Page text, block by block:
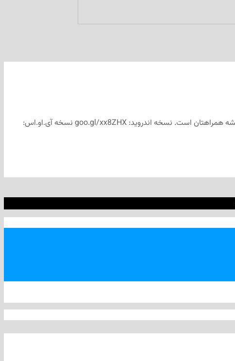
شماره نخست مجله هفتگی «مداد» منتشر شد. (دانلود «مداد» نخست) با نصب اپلیکیشن «مداد» آرشیو کامل مجلات هفتگی «مداد» همیشه همراهتان است. نسخه اندروید: goo.gl/xx8ZHX نسخه آی.او.اس: